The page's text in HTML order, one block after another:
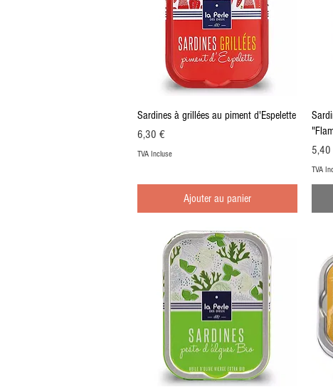
Aperçu rapide
Sardines à grillées au piment d'Espelette
Prix
6,30 €
TVA Incluse
Ajouter au panier
Prix
TVA